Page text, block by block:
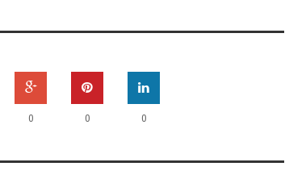
0 0 0